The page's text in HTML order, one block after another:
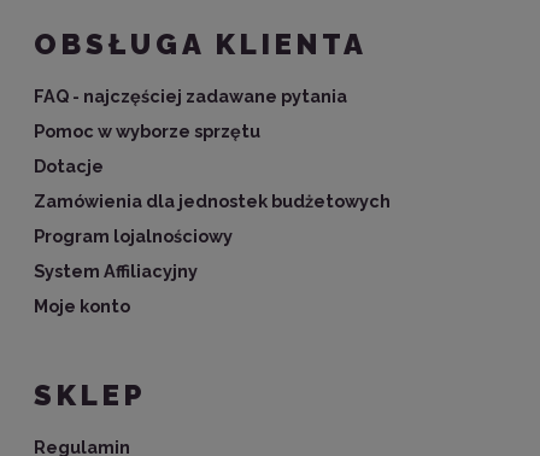
OBSŁUGA KLIENTA
FAQ - najczęściej zadawane pytania
Pomoc w wyborze sprzętu
Dotacje
Zamówienia dla jednostek budżetowych
Program lojalnościowy
System Affiliacyjny
Moje konto
SKLEP
Regulamin